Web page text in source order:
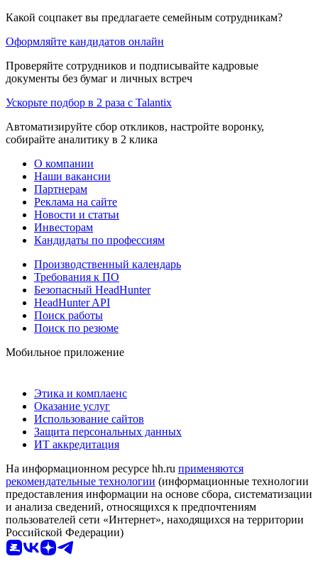
Какой соцпакет вы предлагаете семейным сотрудникам?
Оформляйте кандидатов онлайн
Проверяйте сотрудников и подписывайте кадровые
документы без бумаг и личных встреч
Ускорьте подбор в 2 раза с Talantix
Автоматизируйте сбор откликов, настройте воронку,
собирайте аналитику в 2 клика
О компании
Наши вакансии
Партнерам
Реклама на сайте
Новости и статьи
Инвесторам
Кандидаты по профессиям
Производственный календарь
Требования к ПО
Безопасный HeadHunter
HeadHunter API
Поиск работы
Поиск по резюме
Мобильное приложение
Этика и комплаенс
Оказание услуг
Использование сайтов
Защита персональных данных
ИТ аккредитация
На информационном ресурсе hh.ru применяются
рекомендательные технологии (информационные технологии
предоставления информации на основе сбора, систематизации
и анализа сведений, относящихся к предпочтениям
пользователей сети «Интернет», находящихся на территории
Российской Федерации)